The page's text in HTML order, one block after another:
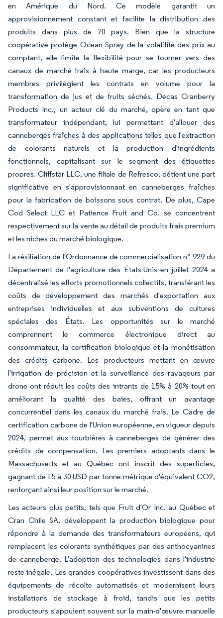
en Amérique du Nord. Ce modèle garantit un
approvisionnement constant et facilite la distribution des
produits dans plus de 70 pays. Bien que la structure
coopérative protège Ocean Spray de la volatilité des prix au
comptant, elle limite la flexibilité pour se tourner vers des
canaux de marché frais à haute marge, car les producteurs
membres privilégient les contrats en volume pour la
transformation de jus et de fruits séchés. Decas Cranberry
Products Inc., un acteur clé du marché, opère en tant que
transformateur indépendant, lui permettant d'allouer des
canneberges fraîches à des applications telles que l'extraction
de colorants naturels et la production d'ingrédients
fonctionnels, capitalisant sur le segment des étiquettes
propres. Cliffstar LLC, une filiale de Refresco, détient une part
significative en s'approvisionnant en canneberges fraîches
pour la fabrication de boissons sous contrat. De plus, Cape
Cod Select LLC et Patience Fruit and Co. se concentrent
respectivement sur la vente au détail de produits frais premium
et les niches du marché biologique.
La résiliation de l'Ordonnance de commercialisation n° 929 du
Département de l'agriculture des États-Unis en juillet 2024 a
décentralisé les efforts promotionnels collectifs, transférant les
coûts de développement des marchés d'exportation aux
entreprises individuelles et aux subventions de cultures
spéciales des États. Les opportunités sur le marché
comprennent le commerce électronique direct au
consommateur, la certification biologique et la monétisation
des crédits carbone. Les producteurs mettant en œuvre
l'irrigation de précision et la surveillance des ravageurs par
drone ont réduit les coûts des intrants de 15% à 20% tout en
améliorant la qualité des baies, offrant un avantage
concurrentiel dans les canaux du marché frais. Le Cadre de
certification carbone de l'Union européenne, en vigueur depuis
2024, permet aux tourbières à canneberges de générer des
crédits de compensation. Les premiers adoptants dans le
Massachusetts et au Québec ont inscrit des superficies,
gagnant de 15 à 30 USD par tonne métrique d'équivalent CO2,
renforçant ainsi leur position sur le marché.
Les acteurs plus petits, tels que Fruit d'Or Inc. au Québec et
Cran Chile SA, développent la production biologique pour
répondre à la demande des transformateurs européens, qui
remplacent les colorants synthétiques par des anthocyanines
de canneberge. L'adoption des technologies dans l'industrie
reste inégale. Les grandes coopératives investissent dans des
équipements de récolte automatisés et modernisent leurs
installations de stockage à froid, tandis que les petits
producteurs s'appuient souvent sur la main-d'œuvre manuelle